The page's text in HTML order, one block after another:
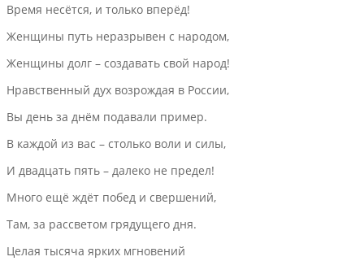
Время несётся, и только вперёд!
Женщины путь неразрывен с народом,
Женщины долг – создавать свой народ!
Нравственный дух возрождая в России,
Вы день за днём подавали пример.
В каждой из вас – столько воли и силы,
И двадцать пять – далеко не предел!
Много ещё ждёт побед и свершений,
Там, за рассветом грядущего дня.
Целая тысяча ярких мгновений